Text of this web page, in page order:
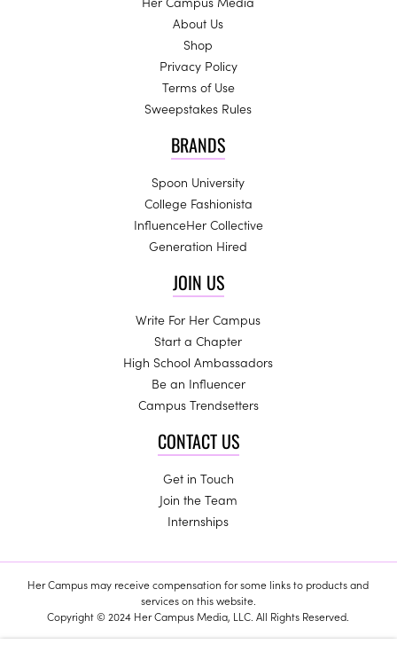
About Us
Shop
Privacy Policy
Terms of Use
Sweepstakes Rules
BRANDS
Spoon University
College Fashionista
InfluenceHer Collective
Generation Hired
JOIN US
Write For Her Campus
Start a Chapter
High School Ambassadors
Be an Influencer
Campus Trendsetters
CONTACT US
Get in Touch
Join the Team
Internships
Her Campus may receive compensation for some links to products and
services on this website.
Copyright © 2024 Her Campus Media, LLC. All Rights Reserved.